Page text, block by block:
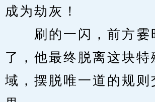
成为劫灰！
刷的一闪，前方霎
了，他最终脱离这块特
域，摆脱唯一道的规则